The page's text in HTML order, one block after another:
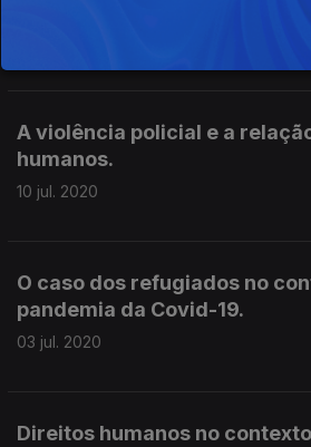
A violência policial e a
humanos.
10 jul. 2020
O caso dos refugiados no
pandemia da Covid-19.
03 jul. 2020
Direitos humanos no